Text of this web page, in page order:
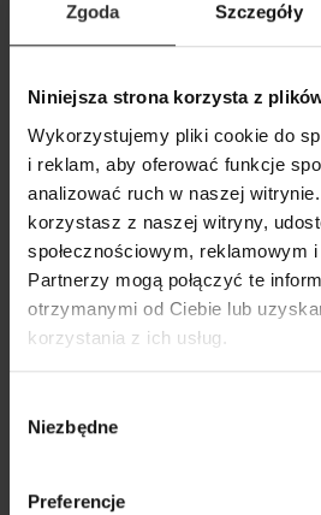
Zgoda Szczegóły
Niniejsza strona korzysta z
Wykorzystujemy pliki cookie do
i reklam, aby oferować funkcje
analizować ruch w naszej
korzystasz z naszej witryny,
społecznościowym, reklamowym
Partnerzy mogą połączyć te
otrzymanymi od Ciebie lub
korzystania z ich usług.
zgody
Niezbędne
Preferencje
Czarny Żakiet z wiązaniem w
Black&Crown
629,00 zł
Popularne
Wybrane dla Ciebie z sercem i
Wszystkie produkty